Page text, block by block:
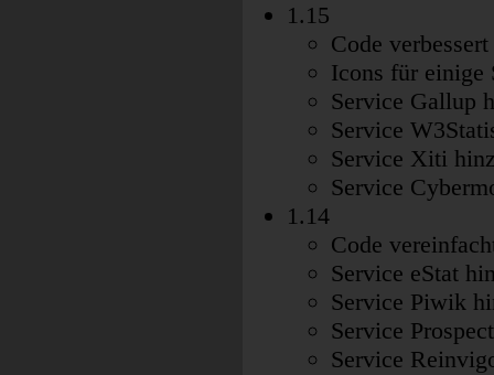
1.15
Code
Icons für einige
Service Gallup
Service
Service Xiti
Service
1.14
Code
Service eStat
Service Piwik
Service
Service